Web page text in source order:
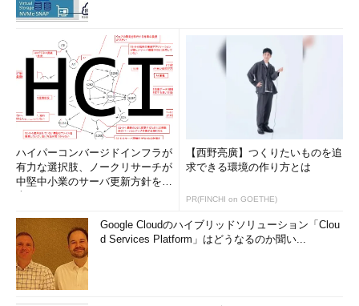
Windows 7／Windows Server 2008 R2でVHDファイルを
作成する
容量固定タイプのVHDファイルを高速に作成する
（TIPS）
Disk2vhdツールで物理ディスク環境をVHDファイルに変
換する （TIPS）
仮想ディスク（VHD）のディスクサイズを縮小する
（TIPS）
仮想ディスクをコマンドラインから作成・管理する
（TIPS）
「Tech TIPS」
ハイパーコンバージドインフラが
有力な選択肢、ノークリサーチが
中堅中小業のサーバ更新方針を調
【西野亮廣】つくりたいものを追
求できる環境の作り方とは
PR(FINCHI on GOETHE)
Google Cloudのハイブリッドソリューション「Clou
d Services Platform」はどうなるのか聞い...